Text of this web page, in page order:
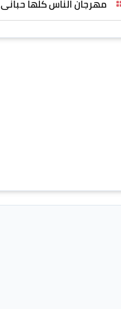
مهرجان الناس كلها حبانى